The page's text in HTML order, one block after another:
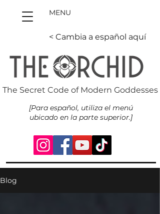
The Secret Code of Modern Goddesses
MENU
< Cambia a español aquí
[Para español, utiliza el menú
ubicado en la parte superior.]
Blog